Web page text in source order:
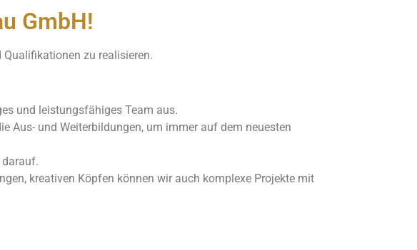
GmbH!
zu realisieren.
und leistungsfähiges Team aus.
Aus- und Weiterbildungen, um immer auf dem neuesten
kreativen Köpfen können wir auch komplexe Projekte mit